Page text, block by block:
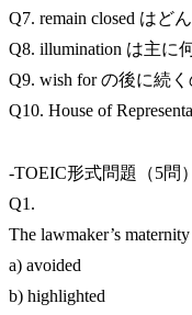
Q7. remain closed はど
Q8. illumination は主に
Q9. wish for の後に続く
Q10. House of
-TOEIC形式問題（5問）
Q1.
The lawmaker’s
a) avoided
b) highlighted